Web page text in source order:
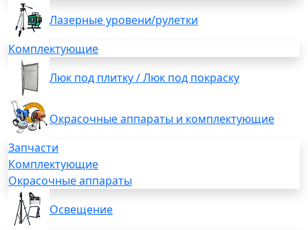
Лазерные уровени/рулетки
Комплектующие
Люк под плитку / Люк под покраску
Окрасочные аппараты и комплектующие
Запчасти
Комплектующие
Окрасочные аппараты
Освещение